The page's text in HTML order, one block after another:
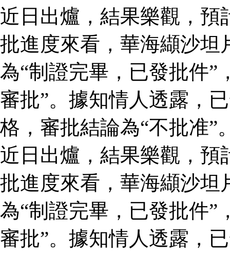
近日出爐，結果樂觀，
批進度來看，華海纈沙坦
為“制證完畢，已發批件”
審批”。據知情人透露，
格，審批結論為“不批准”
近日出爐，結果樂觀，
批進度來看，華海纈沙坦
為“制證完畢，已發批件”
審批”。據知情人透露，